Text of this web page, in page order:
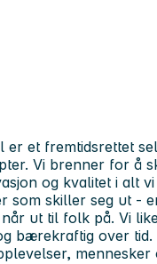
er et fremtidsrettet
Vi brenner for å
og kvalitet i alt vi
som skiller seg ut -
ut til folk på. Vi
bærekraftig over tid.
mennesker